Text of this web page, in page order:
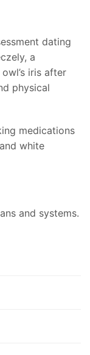
dating
a
iris after
physical
medications
white
and systems.